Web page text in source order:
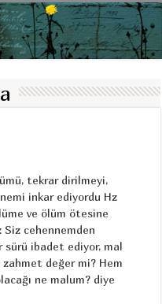
tekrar dirilmeyi,
inkar ediyordu Hz
ve ölüm ötesine
Siz cehennemden
ibadet ediyor, mal
zahmet değer mi? Hem
ne malum? diye